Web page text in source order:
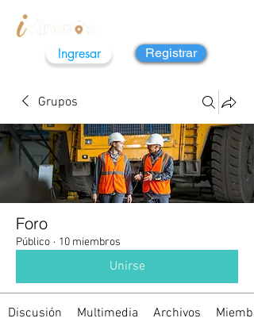
Ingresar Registrar
Grupos
Foro
Público · 10 miembros
Unirse
Discusión Multimedia Archivos